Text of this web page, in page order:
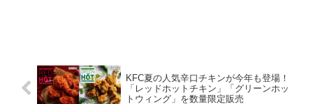
KFC夏の人気辛口チキンが今年も登場！
「レッドホットチキン」「グリーンホッ
トウィング」を数量限定販売